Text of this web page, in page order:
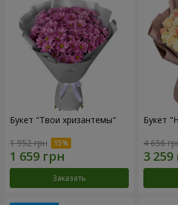
Букет "Твои хризантемы"
1 952 грн
Заказать
Букет
4 656